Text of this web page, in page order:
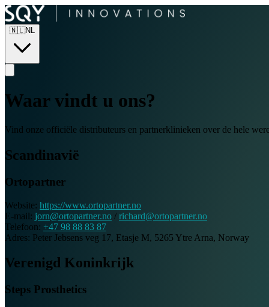
🇳🇱NL
Waar vindt u ons?
Vind onze officiële distributeurs en partnerklinieken over de hele
Scandinavië
Ortopartner
Website: https://www.ortopartner.no
E-mail: jorn@ortopartner.no / richard@ortopartner.no
Telefoon: +47 98 88 83 87
Adres: Peter Jebsens veg 17, Etasje M, 5265 Ytre Arna, Norway
Verenigd Koninkrijk
Steps Prosthetics